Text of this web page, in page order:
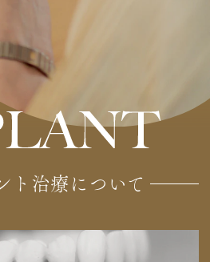
ト治療について